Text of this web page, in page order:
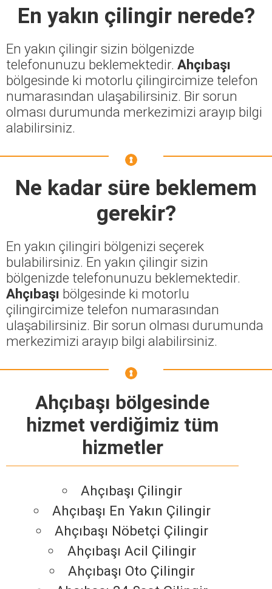
En yakın çilingir nerede?
En yakın çilingir sizin bölgenizde
telefonunuzu beklemektedir. Ahçıbaşı
bölgesinde ki motorlu çilingircimize telefon
numarasından ulaşabilirsiniz. Bir sorun
olması durumunda merkezimizi arayıp bilgi
alabilirsiniz.
Ne kadar süre beklemem
gerekir?
En yakın çilingiri bölgenizi seçerek
bulabilirsiniz. En yakın çilingir sizin
bölgenizde telefonunuzu beklemektedir.
Ahçıbaşı bölgesinde ki motorlu
çilingircimize telefon numarasından
ulaşabilirsiniz. Bir sorun olması durumunda
merkezimizi arayıp bilgi alabilirsiniz.
Ahçıbaşı bölgesinde
hizmet verdiğimiz tüm
hizmetler
Ahçıbaşı Çilingir
Ahçıbaşı En Yakın Çilingir
Ahçıbaşı Nöbetçi Çilingir
Ahçıbaşı Acil Çilingir
Ahçıbaşı Oto Çilingir